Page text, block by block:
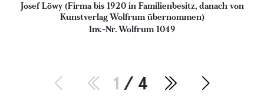
Josef Löwy (Firma bis 1920 in Familienbesitz, danach von
Kunstverlag Wolfrum übernommen)
Inv.-Nr. Wolfrum 1049
1 / 4